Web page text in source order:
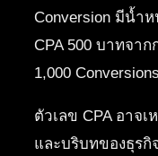
Conversion มีน้ำ
CPA 500 บาทจาก
1,000 Conversions
ตัวเลข CPA อาจ
และบริบทของธุรกิ